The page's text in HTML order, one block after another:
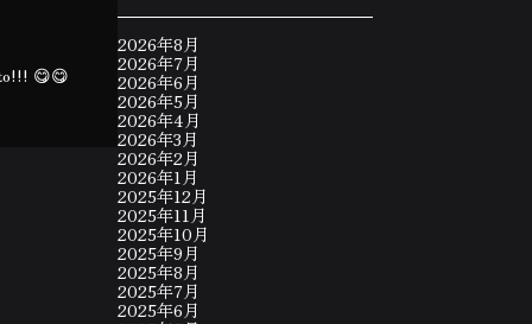
😋😋
2026年8月
2026年7月
2026年6月
2026年5月
2026年4月
2026年3月
2026年2月
2026年1月
2025年12月
2025年11月
2025年10月
2025年9月
2025年8月
2025年7月
2025年6月